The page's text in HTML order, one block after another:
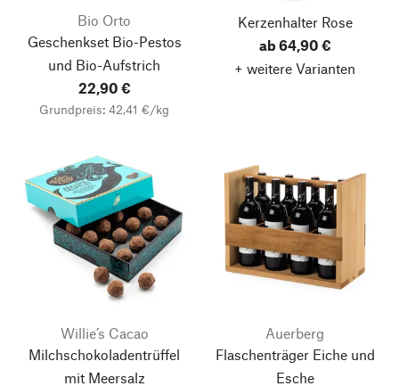
Bio Orto
Geschenkset Bio-Pestos
und Bio-Aufstrich
22,90 €
Grundpreis: 42,41 €/kg
Kerzenhalter Rose
ab 64,90 €
+ weitere Varianten
Willie’s Cacao
Milchschokoladentrüffel
mit Meersalz
Auerberg
Flaschenträger Eiche und
Esche